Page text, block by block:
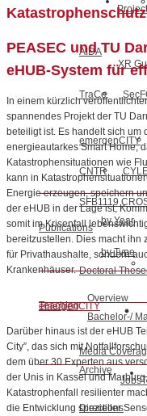
AIDA
XR
TraCe
emergenCITY
CNTR
SFB1119
Publications
by Year
by Type
Doctoral
Teaching
Overview
Bachelor-/
Media
Archive
Jobs
Directions
PEASEC und TU
eHUB-System für
In einem kürzlich
spannendes Projekt der TU
beteiligt ist. Es handelt sich um
energieautarkes Smart Home,
Katastrophensituationen wie
kann in
Energie erzeugen, speichern
der eHUB in der Lage ist,
somit im Krisenfall
bereitzustellen. Dies macht ihn
für Privathaushalte, sondern
Krankenhäuser.
emergenCITY
Darüber hinaus ist der eHUB
City”, das sich mit
dem über 30 Experten aus
der Unis in Kassel und
Katastrophenfall resilienter
die Entwicklung spezieller